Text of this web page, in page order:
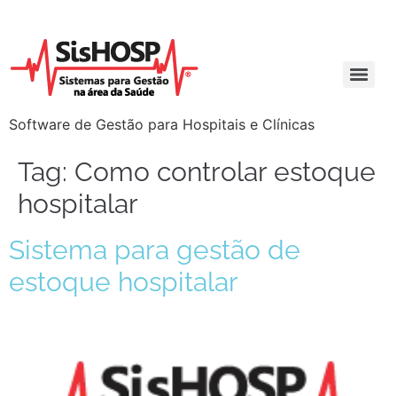
Software de Gestão para Hospitais e Clínicas
Tag: Como controlar estoque
hospitalar
Sistema para gestão de
estoque hospitalar